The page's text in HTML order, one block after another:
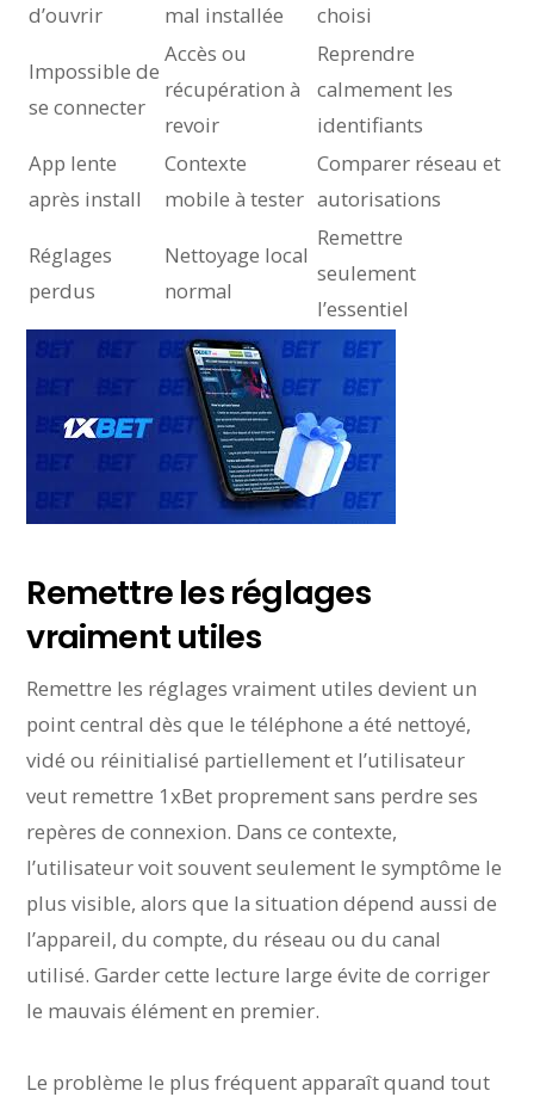
d’ouvrir
mal installée
choisi
Impossible de
se connecter
Accès ou
récupération à
revoir
Reprendre
calmement les
identifiants
App lente
après install
Contexte
mobile à tester
Comparer réseau et
autorisations
Réglages
perdus
Nettoyage local
normal
Remettre
seulement
l’essentiel
Remettre les réglages
vraiment utiles
Remettre les réglages vraiment utiles devient un
point central dès que le téléphone a été nettoyé,
vidé ou réinitialisé partiellement et l’utilisateur
veut remettre 1xBet proprement sans perdre ses
repères de connexion. Dans ce contexte,
l’utilisateur voit souvent seulement le symptôme le
plus visible, alors que la situation dépend aussi de
l’appareil, du compte, du réseau ou du canal
utilisé. Garder cette lecture large évite de corriger
le mauvais élément en premier.
Le problème le plus fréquent apparaît quand tout